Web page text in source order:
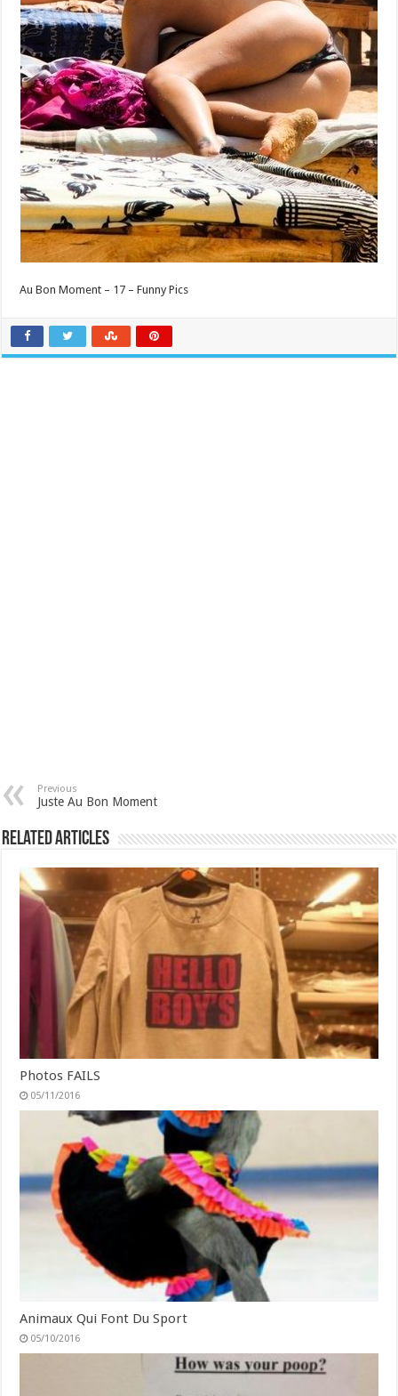
Au Bon Moment – 17 – Funny Pics
Previous
Juste Au Bon Moment
Related Articles
Photos FAILS
05/11/2016
Animaux Qui Font Du Sport
05/10/2016